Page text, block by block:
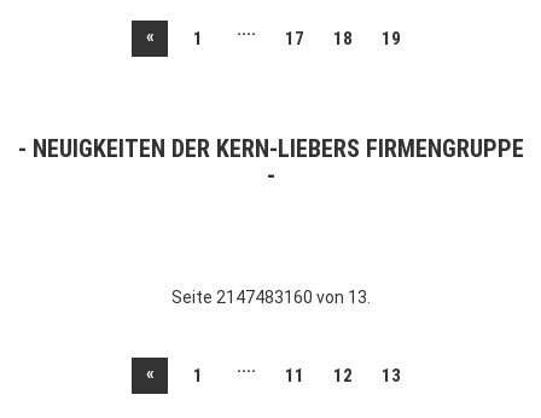
« 1 .... 17 18 19
NEUIGKEITEN DER KERN-LIEBERS FIRMENGRUPPE
Seite 2147483160 von 13.
« 1 .... 11 12 13